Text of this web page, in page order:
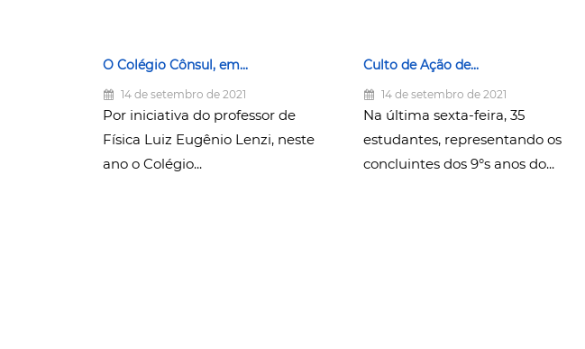
O Colégio Cônsul, em...
14 de setembro de 2021
Por iniciativa do professor de
Física Luiz Eugênio Lenzi, neste
ano o Colégio...
Culto de Ação de...
14 de setembro de 2021
Na última sexta-feira, 35
estudantes, representando os
concluintes dos 9°s anos do...